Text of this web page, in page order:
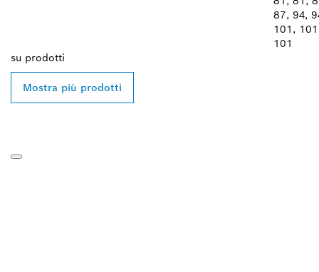
87, 94,
101,
101
su prodotti
Mostra più prodotti